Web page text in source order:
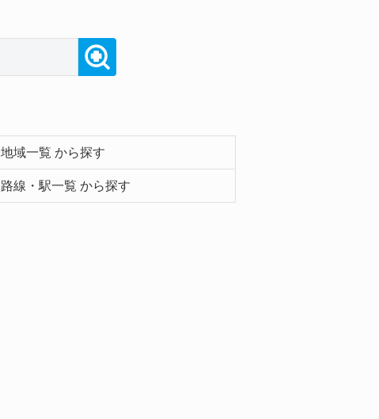
地域一覧 から探す
路線・駅一覧 から探す